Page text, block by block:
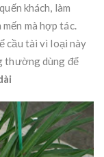
khách, làm
mà hợp tác.
cầu tài vì loại này
thường dùng để